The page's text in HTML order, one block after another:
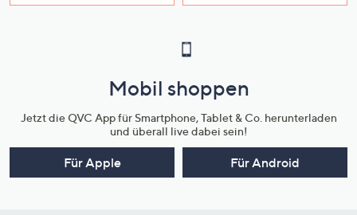
Mobil shoppen
Jetzt die QVC App für Smartphone, Tablet & Co. herunterladen
und überall live dabei sein!
Für Apple Für Android